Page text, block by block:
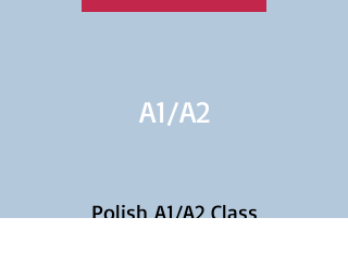
A1/A2
Polish A1/A2 Class